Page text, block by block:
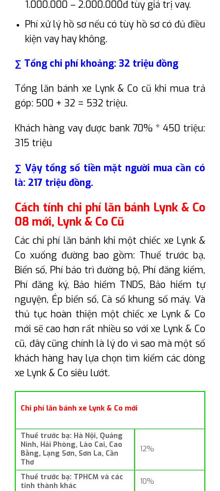
1.000.000 – 2.000.000đ tùy giá trị vay.
Phí xử lý hồ sơ nếu có tùy hồ sơ có đủ điều
kiện vay hay không.
∑ Tổng chi phí khoảng: 32 triệu đồng
Tổng lăn bánh xe Lynk & Co cũ khi mua trả
góp: 500 + 32 = 532 triệu.
Khách hàng vay được bank 70% * 450 triệu:
315 triệu
∑ Vậy tổng số tiền mặt người mua cần có
là: 217 triệu đồng.
Cách tính chi phí lăn bánh Lynk & Co
08 mới, Lynk & Co Cũ
Các chi phí lăn bánh khi một chiếc xe Lynk &
Co xuống đường bao gồm: Thuế trước bạ,
Biển số, Phí bảo trì đường bộ, Phí đăng kiểm,
Phí đăng ký, Bảo hiểm TNDS, Bảo hiểm tự
nguyện, Ép biển số, Cà số khung số máy. Và
thủ tục hoàn thiện một chiếc xe Lynk & Co
mới sẽ cao hơn rất nhiều so với xe Lynk & Co
cũ, đây cũng chính là lý do vì sao mà một số
khách hàng hay lựa chọn tìm kiếm các dòng
xe Lynk & Co siêu lướt.
Chi phí lăn bánh xe Lynk & Co mới
Thuế trước bạ: Hà Nội, Quảng
Ninh, Hải Phòng, Lào Cai, Cao
Bằng, Lạng Sơn, Sơn La, Cần
Thơ
12%
Thuế trước bạ: TPHCM và các
tỉnh thành khác
10%